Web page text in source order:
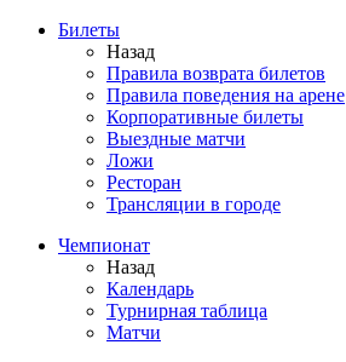
Билеты
Назад
Правила возврата билетов
Правила поведения на арене
Корпоративные билеты
Выездные матчи
Ложи
Ресторан
Трансляции в городе
Чемпионат
Назад
Календарь
Турнирная таблица
Матчи